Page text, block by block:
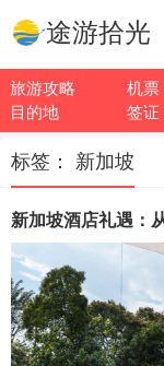
途游拾光
旅游攻略 机票
目的地
签证
标签： 新加坡
新加坡酒店礼遇：